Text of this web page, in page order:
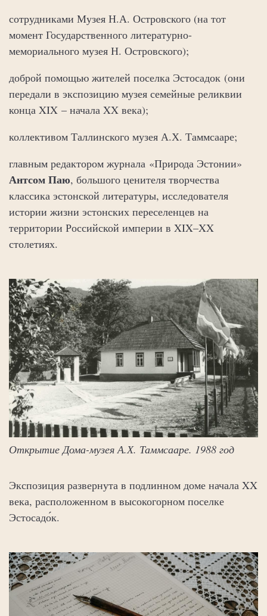
сотрудниками Музея Н.А. Островского (на тот
момент Государственного литературно-
мемориального музея Н. Островского);
доброй помощью жителей поселка Эстосадок (они
передали в экспозицию музея семейные реликвии
конца XIX – начала XX века);
коллективом Таллинского музея А.Х. Таммсааре;
главным редактором журнала «Природа Эстонии»
Антсом Паю, большого ценителя творчества
классика эстонской литературы, исследователя
истории жизни эстонских переселенцев на
территории Российской империи в XIX–XX
столетиях.
Открытие Дома-музея А.Х. Таммсааре. 1988 год
Экспозиция развернута в подлинном доме начала XX
века, расположенном в высокогорном поселке
Эстосадо́к.